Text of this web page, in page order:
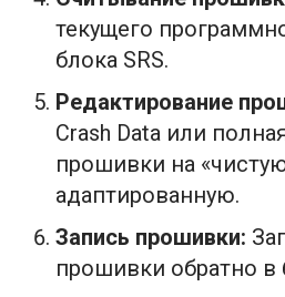
текущего
блока SRS.
Редактирование
Crash Data или
прошивки на
адаптированную.
Запись прошивки:
прошивки обратно в